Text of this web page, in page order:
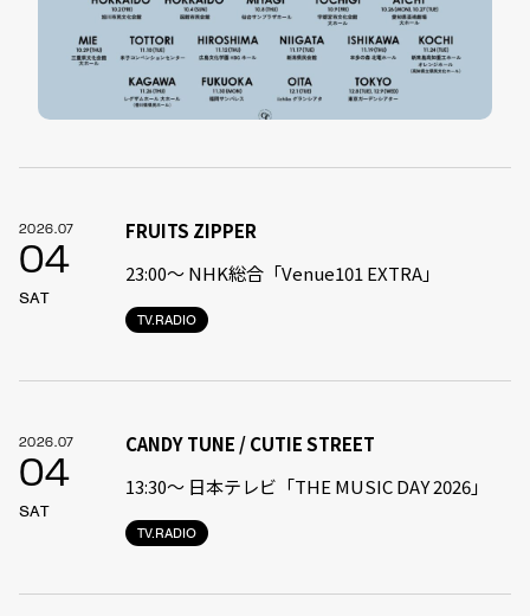
2026.07
04
SAT
TV.RADIO
FRUITS ZIPPER
23:00〜 NHK総合「Venue101 EXTRA」
2026.07
04
SAT
TV.RADIO
CANDY TUNE / CUTIE STREET
13:30〜 日本テレビ「THE MUSIC DAY 2026」